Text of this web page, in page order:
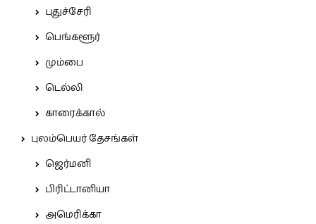
புதுச்சேரி
பெங்களூர்
மும்பை
டெல்லி
காரைக்கால்
புலம்பெயர் தேசங்கள்
ஜெர்மனி
பிரிட்டானியா
அமெரிக்கா